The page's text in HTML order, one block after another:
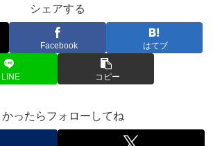
シェアする
Facebook はてブ
LINE コピー
かったらフォローしてね